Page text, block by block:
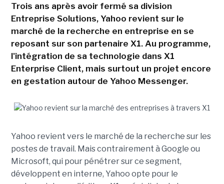
Trois ans après avoir fermé sa division
Entreprise Solutions, Yahoo revient sur le
marché de la recherche en entreprise en se
reposant sur son partenaire X1. Au programme,
l'intégration de sa technologie dans X1
Enterprise Client, mais surtout un projet encore
en gestation autour de Yahoo Messenger.
Yahoo revient vers le marché de la recherche sur les
postes de travail. Mais contrairement à Google ou
Microsoft, qui pour pénétrer sur ce segment,
développent en interne, Yahoo opte pour le